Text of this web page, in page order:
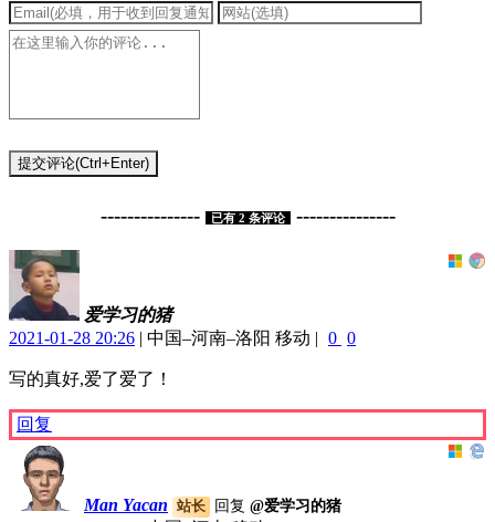
提交评论(Ctrl+Enter)
--------------- 已有 2 条评论 ---------------
爱学习的猪
2021-01-28 20:26 | 中国–河南–洛阳 移动 | 0 0
写的真好,爱了爱了！
回复
Man Yacan 站长 回复 @爱学习的猪